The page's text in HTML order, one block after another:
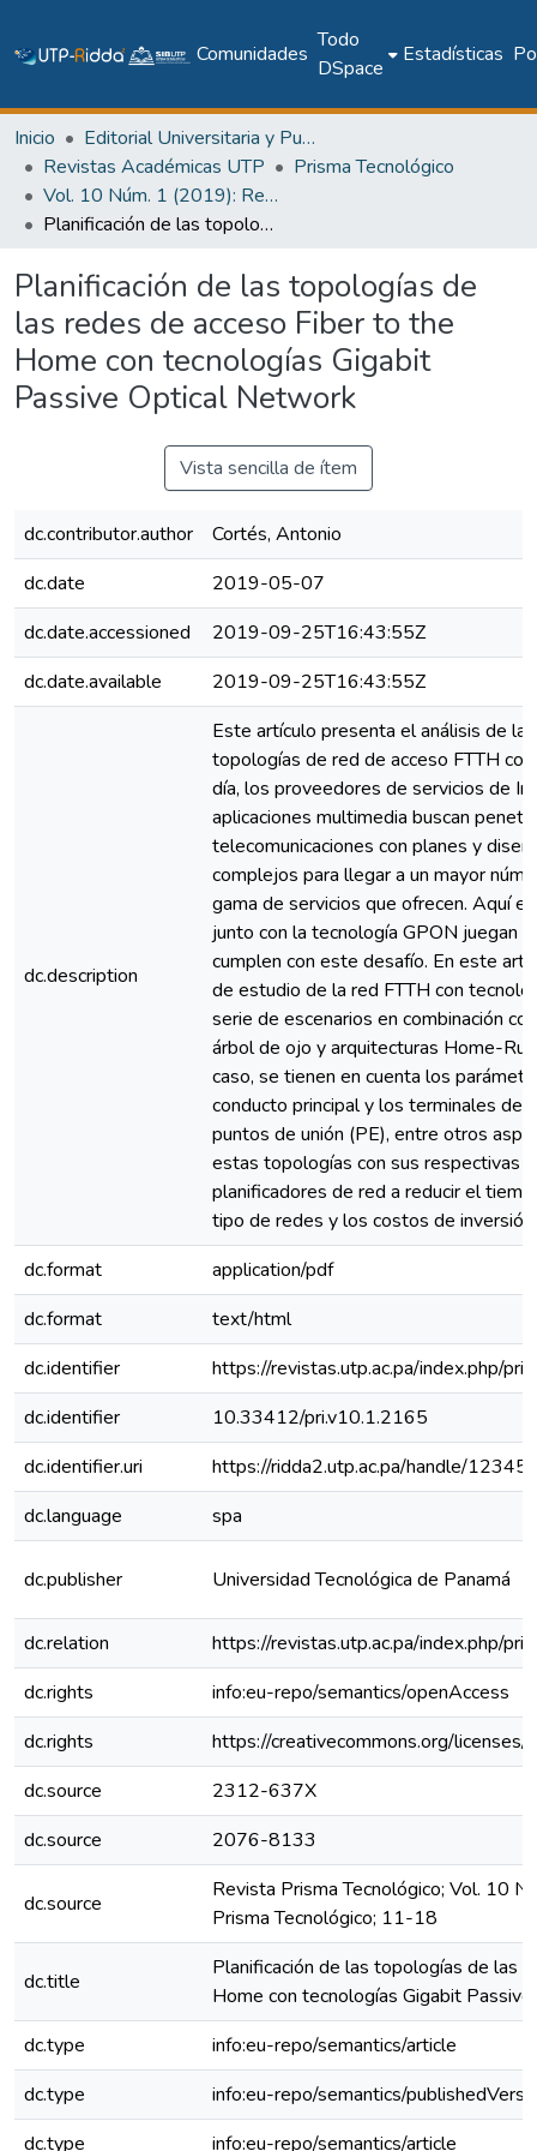
Comunidades
Todo
DSpace
Estadísticas
Inicio
Editorial Universitaria y Publicaciones Seriadas
Revistas Académicas UTP
Prisma Tecnológico
Vol. 10 Núm. 1 (2019): Revista Prisma Tecnológico
Planificación de las topologías de las redes de acceso Fiber to the Home con tecnologías Gigabit Passive Optical Network
Planificación de las topologías de
las redes de acceso Fiber to the
Home con tecnologías Gigabit
Passive Optical Network
Vista sencilla de ítem
dc.contributor.author
Cortés, Antonio
dc.date
2019-05-07
dc.date.accessioned
2019-09-25T16:43:55Z
dc.date.available
2019-09-25T16:43:55Z
dc.description
Este artículo presenta el análisis de la
topologías de red de acceso FTTH
día, los proveedores de servicios de
aplicaciones multimedia buscan
telecomunicaciones con planes y
complejos para llegar a un mayor
gama de servicios que ofrecen. Aquí
junto con la tecnología GPON juegan
cumplen con este desafío. En este
de estudio de la red FTTH con
serie de escenarios en combinación
árbol de ojo y arquitecturas Home-
caso, se tienen en cuenta los
conducto principal y los terminales de
puntos de unión (PE), entre otros
estas topologías con sus respectivas
planificadores de red a reducir el
tipo de redes y los costos de inversión.
dc.format
application/pdf
dc.format
text/html
dc.identifier
https://revistas.utp.ac.pa/index.php/
dc.identifier
10.33412/pri.v10.1.2165
dc.identifier.uri
https://ridda2.utp.ac.pa/handle/
dc.language
spa
dc.publisher Universidad Tecnológica de Panamá
dc.relation
https://revistas.utp.ac.pa/index.php/
dc.rights
info:eu-repo/semantics/openAccess
dc.rights
https://creativecommons.org/
dc.source
2312-637X
dc.source
2076-8133
dc.source
Revista Prisma Tecnológico; Vol. 10
Prisma Tecnológico; 11-18
dc.title
Planificación de las topologías de las
Home con tecnologías Gigabit
dc.type
info:eu-repo/semantics/article
dc.type
info:eu-repo/semantics/
dc.type
info:eu-repo/semantics/article